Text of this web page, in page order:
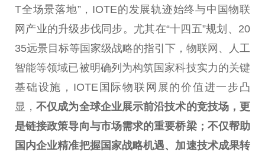
T全场景落地”，IOTE的发展轨迹始终与中国物联
网产业的升级步伐同步。尤其在“十四五”规划、20
35远景目标等国家级战略的指引下，物联网、人工
智能等领域已被明确列为构筑国家科技实力的关键
基础设施，IOTE国际物联网展的价值进一步凸
显，不仅成为全球企业展示前沿技术的竞技场，更
是链接政策导向与市场需求的重要桥梁；不仅帮助
国内企业精准把握国家战略机遇、加速技术成果转